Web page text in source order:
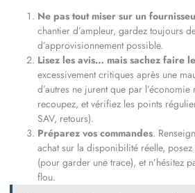
Ne pas tout miser sur un
chantier d’ampleur, gardez toujours
d’approvisionnement possible.
Lisez les avis… mais sachez faire
excessivement critiques après une
d’autres ne jurent que par
recoupez, et vérifiez les points
SAV, retours).
Préparez vos commandes.
achat sur la disponibilité réelle,
(pour garder une trace), et n’hésitez
flou.